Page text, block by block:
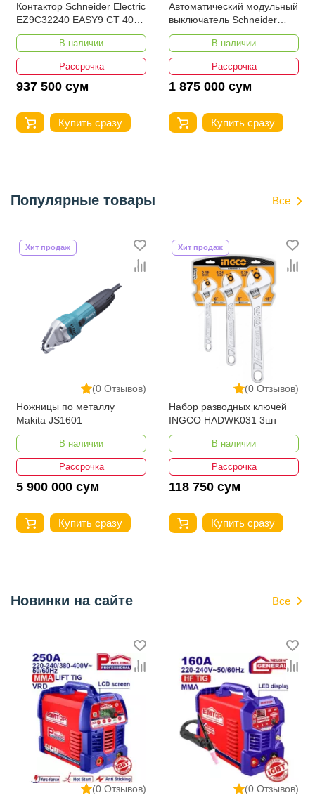
Контактор Schneider Electric
EZ9C32240 EASY9 CT 40A
2НО
В наличии
Рассрочка
937 500 сум
Купить сразу
Автоматический модульный
выключатель Schneider
Electric A9N18369 C 125А
10кА Acti9 C120N
В наличии
Рассрочка
1 875 000 сум
Купить сразу
Популярные товары Все
(0 Отзывов)
Хит продаж
Ножницы по металлу
Makita JS1601
В наличии
Рассрочка
5 900 000 сум
Купить сразу
(0 Отзывов)
Хит продаж
Набор разводных ключей
INGCO HADWK031 3шт
В наличии
Рассрочка
118 750 сум
Купить сразу
Новинки на сайте Все
(0 Отзывов)
(0 Отзывов)